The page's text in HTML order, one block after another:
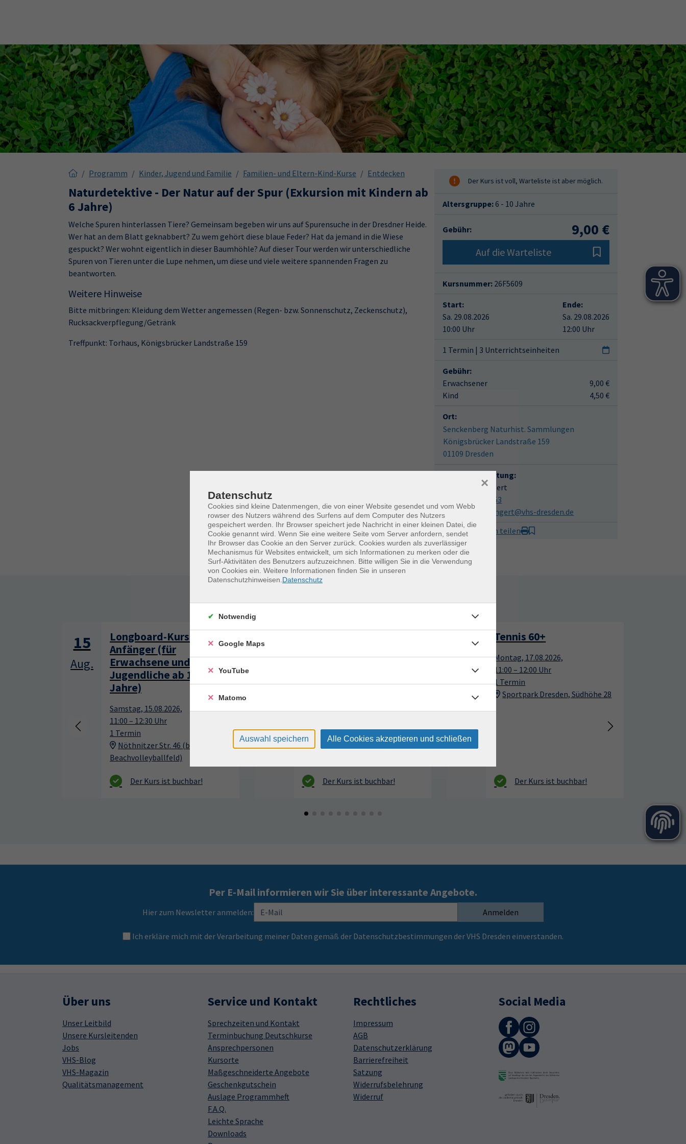
Programm Kinder, Jugend und Familie Familien- und Eltern-Kind-Kurse Entdecken
Naturdetektive - Der Natur auf der Spur (Exkursion mit Kindern ab
6 Jahre)
Welche Spuren hinterlassen Tiere? Gemeinsam begeben wir uns auf Spurensuche in der Dresdner Heide.
Wer hat an dem Blatt geknabbert? Zu wem gehört diese blaue Feder? Hat da jemand in die Wiese
gespuckt? Wer wohnt eigentlich in dieser Baumhöhle? Auf dieser Tour werden wir unterschiedliche
Spuren von Tieren unter die Lupe nehmen, um diese und viele weitere spannenden Fragen zu
beantworten.
Weitere Hinweise
Bitte mitbringen: Kleidung dem Wetter angemessen (Regen- bzw. Sonnenschutz, Zeckenschutz),
Rucksackverpflegung/Getränk
Treffpunkt: Torhaus, Königsbrücker Landstraße 159
Altersgruppe: 6 - 10 Jahre
Gebühr: 9,00 €
Auf die Warteliste
Kursnummer: 26F5609
Start:
Sa. 29.08.2026
10:00 Uhr
Ende:
Sa. 29.08.2026
12:00 Uhr
1 Termin | 3 Unterrichtseinheiten
Gebühr:
Erwachsener
9,00 €
Kind
4,50 €
Ort:
Senckenberg Naturhist. Sammlungen
Königsbrücker Landstraße 159
01109 Dresden
Fachliche Beratung:
Katharina Lengert
0351 25440-53
katharina.lengert@vhs-dresden.de
Mit Freunden teilen
Sommerkurse für unvergessliche Sommertage
15
Aug.
Longboard-Kurs für
Anfänger (für
Erwachsene und
Jugendliche ab 13
Jahre)
Samstag, 15.08.2026,
11:00 – 12:30 Uhr
1 Termin
Nöthnitzer Str. 46 (beim
Beachvolleyballfeld)
Montag, 17.08.2026,
2 Termine
17 Tennis 60+
Montag, 17.08.2026,
11:00 – 12:00 Uhr
1 Termin
Sportpark Dresden, Südhöhe 28
Per E-Mail informieren wir Sie über interessante Angebote.
Hier zum Newsletter anmelden: Anmelden
Ich erkläre mich mit der Verarbeitung meiner Daten gemäß der Datenschutzbestimmungen der VHS Dresden einverstanden.
Über uns
Unser Leitbild
Unsere Kursleitenden
Jobs
VHS-Blog
VHS-Magazin
Qualitätsmanagement
Service und Kontakt
Sprechzeiten und Kontakt
Terminbuchung Deutschkurse
Ansprechpersonen
Kursorte
Maßgeschneiderte Angebote
Geschenkgutschein
Auslage Programmheft
F.A.Q.
Leichte Sprache
Downloads
Rechtliches
Impressum
AGB
Datenschutzerklärung
Barrierefreiheit
Satzung
Widerrufsbelehrung
Widerruf
Social Media
Datenschutz
Cookies sind kleine Datenmengen, die von einer Website gesendet und vom Webb
rowser des Nutzers während des Surfens auf dem Computer des Nutzers
gespeichert werden. Ihr Browser speichert jede Nachricht in einer kleinen Datei, die
Cookie genannt wird. Wenn Sie eine weitere Seite vom Server anfordern, sendet
Ihr Browser das Cookie an den Server zurück. Cookies wurden als zuverlässiger
Mechanismus für Websites entwickelt, um sich Informationen zu merken oder die
Surf-Aktivitäten des Benutzers aufzuzeichnen. Bitte willigen Sie in die Verwendung
von Cookies ein. Weitere Informationen finden Sie in unseren
Datenschutzhinweisen. Datenschutz
×
Notwendig
Google Maps
YouTube
Matomo
Auswahl speichern Alle Cookies akzeptieren und schließen